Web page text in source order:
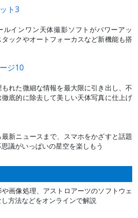
ト3
ルインワン天体撮影ソフトがパワーアッ
ックやオートフォーカスなど新機能も搭
ジ10
れた微細な情報を最大限に引き出し、不
底的に除去して美しい天体写真に仕上げ
新ニュースまで、スマホをかざすと話題
議がいっぱいの星空を楽しもう
画像処理、アストロアーツのソフトウェ
方法などをオンラインで解説